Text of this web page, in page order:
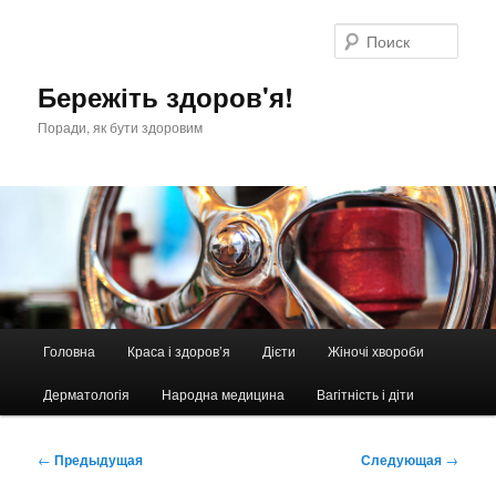
Бережіть здоров'я!
Поради, як бути здоровим
Головна Краса і здоров’я Дієти Жіночі хвороби
Дерматологія Народна медицина Вагітність і діти
Навигация
← Предыдущая Следующая →